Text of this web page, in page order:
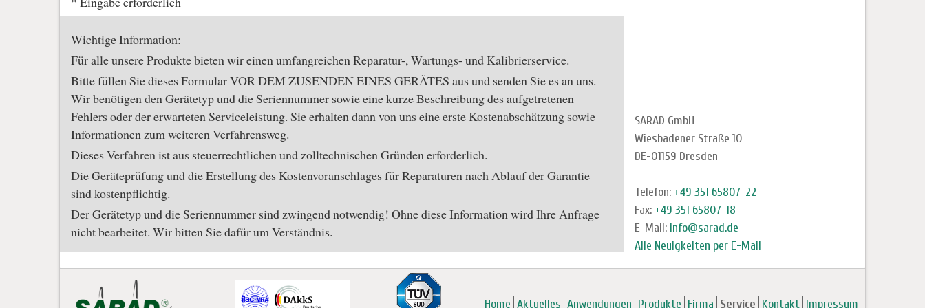
Wichtige Information:
Für alle unsere Produkte bieten wir einen umfangreichen Reparatur-, Wartungs- und Kalibrierservice.
Bitte füllen Sie dieses Formular VOR DEM ZUSENDEN EINES GERÄTES aus und senden Sie es an uns.
Wir benötigen den Gerätetyp und die Seriennummer sowie eine kurze Beschreibung des aufgetretenen
Fehlers oder der erwarteten Serviceleistung. Sie erhalten dann von uns eine erste Kostenabschätzung sowie
Informationen zum weiteren Verfahrensweg.
Dieses Verfahren ist aus steuerrechtlichen und zolltechnischen Gründen erforderlich.
Die Geräteprüfung und die Erstellung des Kostenvoranschlages für Reparaturen nach Ablauf der Garantie
sind kostenpflichtig.
Der Gerätetyp und die Seriennummer sind zwingend notwendig! Ohne diese Information wird Ihre Anfrage
nicht bearbeitet. Wir bitten Sie dafür um Verständnis.
SARAD GmbH
Wiesbadener Straße 10
DE-01159 Dresden
Telefon: +49 351 65807-22
Fax: +49 351 65807-18
E-Mail: info@sarad.de
Alle Neuigkeiten per E-Mail
Home Aktuelles Anwendungen Produkte Firma Service Kontakt Impressum